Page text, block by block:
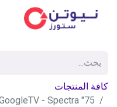
كافة المنتجات
75" G Guard QLED Smart TV 4K GoogleTV - Spectra+